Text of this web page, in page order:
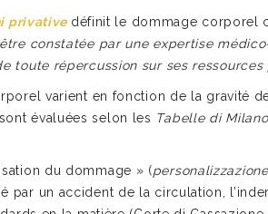
privative définit le dommage corporel
constatée par une expertise
toute répercussion sur ses
varient en fonction de la gravité
sont évaluées selon les Tabelle di Milano
du dommage » (
par un accident de la circulation,